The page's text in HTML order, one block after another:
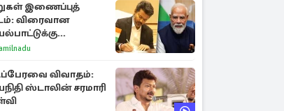
இணைப்புத்
விரைவான
முதலமைச்சர்
விவாதம்:
ஸ்டாலின் சரமாரி